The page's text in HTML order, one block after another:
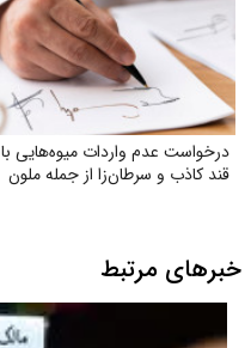
درخواست عدم واردات میوه‌هایی با
قند کاذب و سرطان‌زا از جمله ملون
خبرهای مرتبط